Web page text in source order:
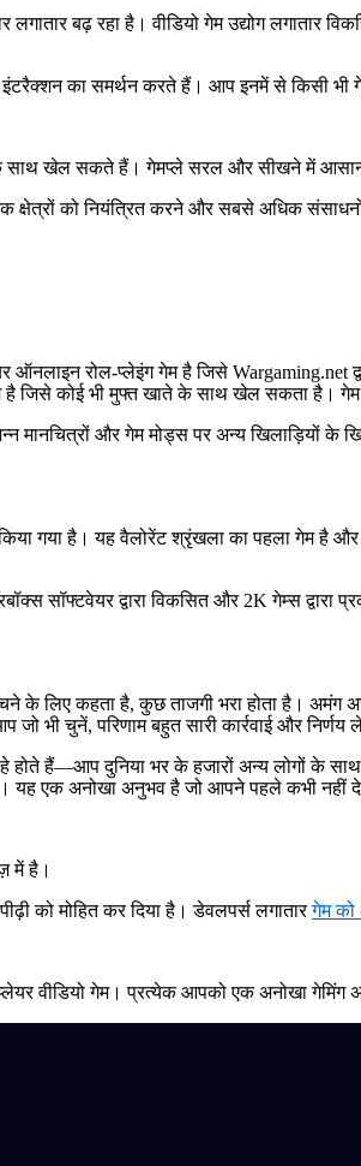
बढ़ रहा है। वीडियो गेम उद्योग
का समर्थन करते हैं। आप इनमें से किसी
साथ खेल सकते हैं। गेमप्ले सरल और सीखने में
को नियंत्रित करने और सबसे अधिक
रोल-प्लेइंग गेम है जिसे
है जिसे कोई भी मुफ्त खाते के साथ खेल सकता है।
मानचित्रों और गेम मोड्स पर अन्य खिलाड़ियों
गया है। यह वैलोरेंट श्रृंखला का पहला गेम है
सॉफ्टवेयर द्वारा विकसित और 2K गेम्स
के लिए कहता है, कुछ ताजगी भरा होता है।
भी चुनें, परिणाम बहुत सारी कार्रवाई और
दुनिया भर के हजारों अन्य लोगों के साथ
यह एक अनोखा अनुभव है जो आपने पहले कभी नहीं
में है।
को मोहित कर दिया है। डेवलपर्स लगातारगेम
प्लेयर वीडियो गेम। प्रत्येक आपको एक अनोखा